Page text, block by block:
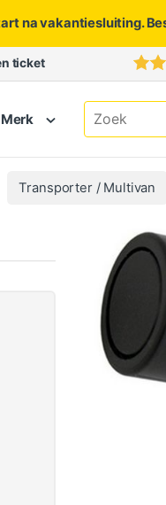
na vakantiesluiting.
ticket
Merk
Search for:
Transporter / Multivan